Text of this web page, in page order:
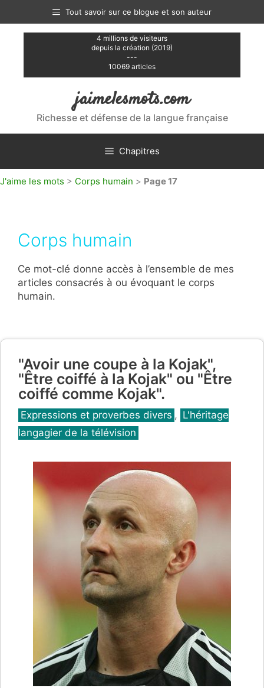
contenu
Tout savoir sur ce blogue et son auteur
4 millions de visiteurs
depuis la création (2019)
---
10069 articles
jaimelesmots.com
Richesse et défense de la langue française
Chapitres
J'aime les mots > Corps humain > Page 17
Corps humain
Ce mot-clé donne accès à l’ensemble de mes
articles consacrés à ou évoquant le corps
humain.
"Avoir une coupe à la Kojak",
"Être coiffé à la Kojak" ou "Être
coiffé comme Kojak".
Catégories
Expressions et proverbes divers , L'héritage
langagier de la télévision